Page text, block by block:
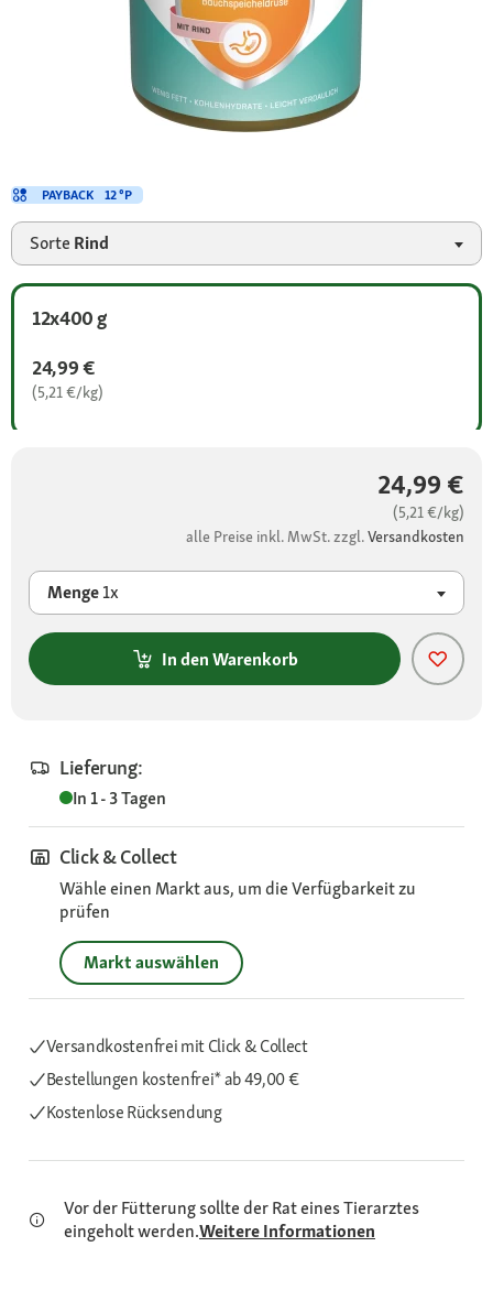
Sorte Rind
12x400 g
24,99 €
(5,21 €/kg)
24,99 €
(5,21 €/kg)
alle Preise inkl. MwSt. zzgl.Versandkosten
Menge1x
In den Warenkorb
Lieferung:
In 1 - 3 Tagen
Click & Collect
Wähle einen Markt aus, um die Verfügbarkeit zu
prüfen
Markt auswählen
Versandkostenfrei mit Click & Collect
Bestellungen kostenfrei*ab 49,00 €
Kostenlose Rücksendung
Vor der Fütterung sollte der Rat eines Tierarztes
eingeholt werden.Weitere Informationen
PAYBACK 12 °P